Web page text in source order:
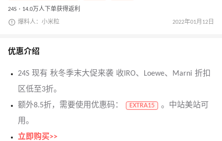
24S · 14.0万人下单获得返利
爆料人：小米粒 2022年01月12日
优惠介绍
24S 现有 秋冬季末大促来袭 收IRO、Loewe、Marni 折扣
区低至3折。
额外8.5折，需要使用优惠码：
EXTRA15
。中站美站可
用。
立即购买>>